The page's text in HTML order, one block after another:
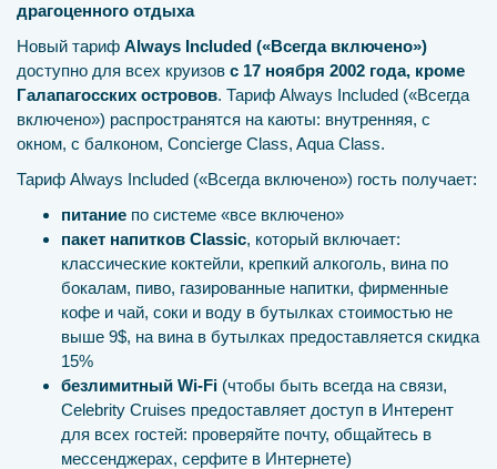
драгоценного отдыха
Новый тариф Always Included («Всегда включено»)
доступно для всех круизов с 17 ноября 2002 года, кроме
Галапагосских островов. Тариф Always Included («Всегда
включено») распространятся на каюты: внутренняя, с
окном, с балконом, Concierge Class, Aqua Class.
Тариф Always Included («Всегда включено») гость получает:
питание по системе «все включено»
пакет напитков Classic, который включает:
классические коктейли, крепкий алкоголь, вина по
бокалам, пиво, газированные напитки, фирменные
кофе и чай, соки и воду в бутылках стоимостью не
выше 9$, на вина в бутылках предоставляется скидка
15%
безлимитный Wi-Fi (чтобы быть всегда на связи,
Celebrity Cruises предоставляет доступ в Интерент
для всех гостей: проверяйте почту, общайтесь в
мессенджерах, серфите в Интернете)